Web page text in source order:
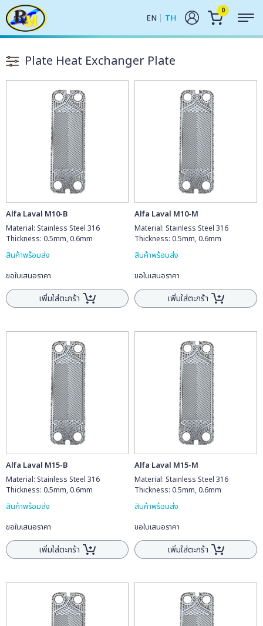
EN TH
0
Plate Heat Exchanger Plate
Alfa Laval M10-B
Material: Stainless Steel 316
Thickness: 0.5mm, 0.6mm
สินค้าพร้อมส่ง
ขอใบเสนอราคา
เพิ่มใส่ตะกร้า
Alfa Laval M10-M
Material: Stainless Steel 316
Thickness: 0.5mm, 0.6mm
สินค้าพร้อมส่ง
ขอใบเสนอราคา
เพิ่มใส่ตะกร้า
Alfa Laval M15-B
Material: Stainless Steel 316
Thickness: 0.5mm, 0.6mm
สินค้าพร้อมส่ง
ขอใบเสนอราคา
เพิ่มใส่ตะกร้า
Alfa Laval M15-M
Material: Stainless Steel 316
Thickness: 0.5mm, 0.6mm
สินค้าพร้อมส่ง
ขอใบเสนอราคา
เพิ่มใส่ตะกร้า